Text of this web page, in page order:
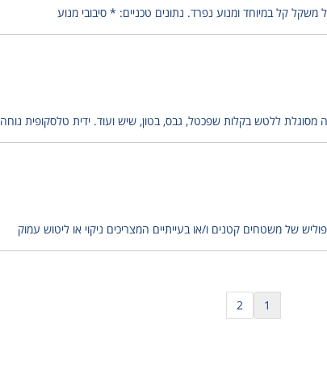
קל במיוחד ומנוע נפרד. נתונים טכניים: * סיבובי מנוע
מסוגלת ללטש בקלות שפכטל, גבס, בטון, שיש ועוד. ידית טלסקופית נוחה
של משטחים קטנים ו/או בעייתיים המצריכים ניקוי או ליטוש עמוק
1
2